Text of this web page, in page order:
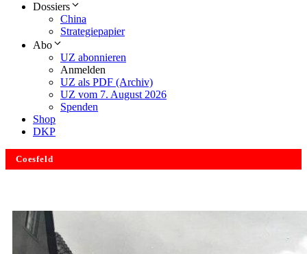
Dossiers
China
Strategiepapier
Abo
UZ abonnieren
Anmelden
UZ als PDF (Archiv)
UZ vom 7. August 2026
Spenden
Shop
DKP
Coesfeld